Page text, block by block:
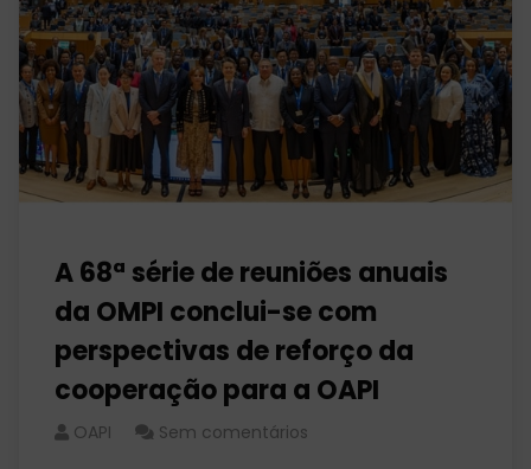
A 68ª série de reuniões anuais
da OMPI conclui-se com
perspectivas de reforço da
cooperação para a OAPI
OAPI Sem comentários